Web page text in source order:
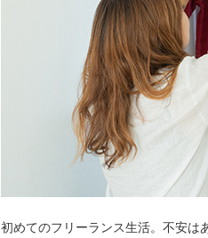
初めてのフリーランス生活。不安は